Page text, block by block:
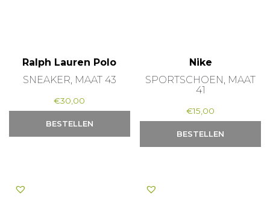
Ralph Lauren Polo
SNEAKER, MAAT 43
€30,00
BESTELLEN
Nike
SPORTSCHOEN, MAAT
41
€15,00
BESTELLEN